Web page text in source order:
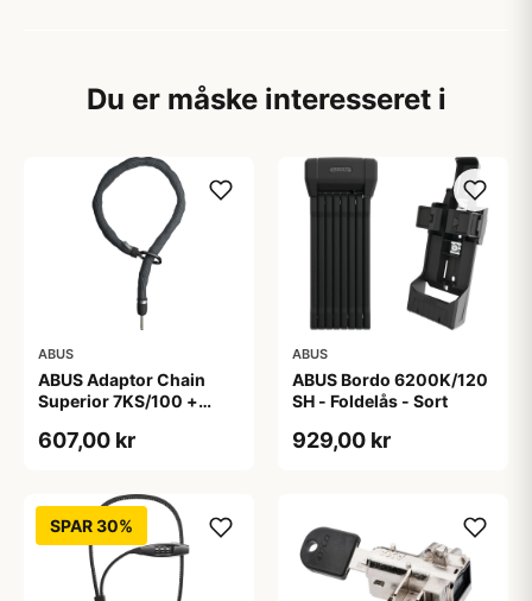
Du er måske interesseret i
ABUS
ABUS Adaptor Chain
Superior 7KS/100 +
607,00 kr
ABUS
ABUS Bordo 6200K/120
SH - Foldelås - Sort
929,00 kr
SPAR 30%